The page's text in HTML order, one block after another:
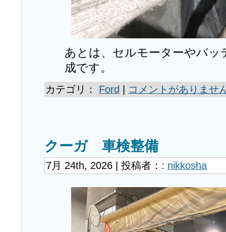
あとは、セルモーターやバッ
成です。
カテゴリ： Ford | コメントがありませ
クーガ 車検整備
7月 24th, 2026 | 投稿者：: nikkosha